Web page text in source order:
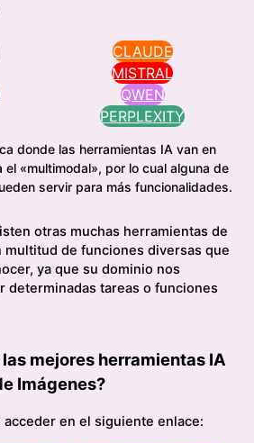
CLAUDE
MISTRAL
QWEN
PERPLEXITY
donde las herramientas IA van en
el «multimodal», por lo cual alguna de
servir para más funcionalidades.
otras muchas herramientas de
multitud de funciones diversas que
ya que su dominio nos
determinadas tareas o funciones
mejores herramientas IA
Imágenes?
en el siguiente enlace: